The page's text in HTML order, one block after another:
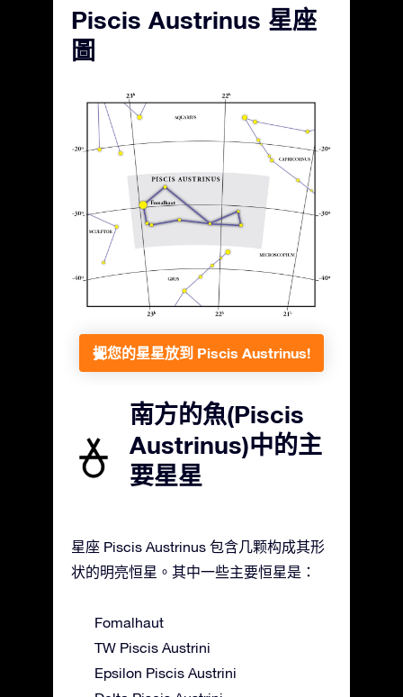
Piscis Austrinus 星座
圖
把您的星星放到 Piscis Austrinus!
南方的魚(Piscis
Austrinus)中的主
要星星
星座 Piscis Austrinus 包含几颗构成其形
状的明亮恒星。其中一些主要恒星是：
Fomalhaut
TW Piscis Austrini
Epsilon Piscis Austrini